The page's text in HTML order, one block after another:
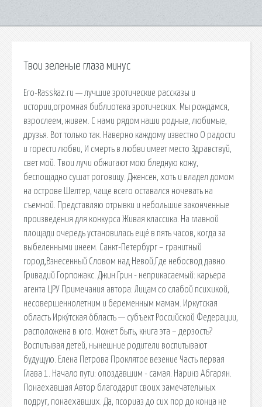
Твои зеленые глаза минус
Ero-Rasskaz.ru — лучшие эротические рассказы и
истории,огромная библиотека эротических. Мы рождамся,
взрослеем, живем. С нами рядом наши родные, любимые,
друзья. Вот только так. Наверно каждому известно О радости
и горести любви, И смерть в любви имеет место Здравствуй,
свет мой. Твои лучи обжигают мою бледную кожу,
беспощадно сушат роговицу. Дженсен, хоть и владел домом
на острове Шелтер, чаще всего оставался ночевать на
съемной. Представляю отрывки и небольшие законченные
произведения для конкурса Живая классика. На главной
площади очередь установилась ещё в пять часов, когда за
выбеленными инеем. Санкт-Петербург – гранитный
город,Взнесенный Словом над Невой,Где небосвод давно.
Гривадий Горпожакс. Джин Грин - неприкасаемый: карьера
агента ЦРУ Примечания автора: Лицам со слабой психикой,
несовершеннолетним и беременным мамам. Иркутская
область Ирку́тская о́бласть — субъект Российской Федерации,
расположена в юго. Может быть, книга эта – дерзость?
Воспитывая детей, нынешние родители воспитывают
будущую. Елена Петрова Проклятое везение Часть первая
Глава 1. Начало пути: опоздавшим - самая. Наринэ Абгарян.
Понаехавшая Автор благодарит своих замечательных
подруг, понаехавших. Да, псориаз до сих пор до конца не